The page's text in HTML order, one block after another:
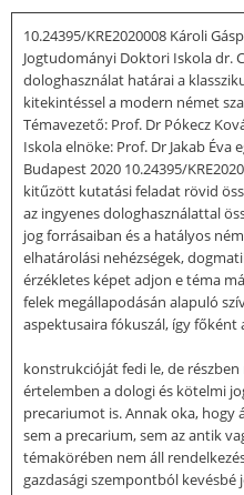
10.24395/KRE2020008 Károli
Jogtudományi Doktori Iskola dr.
dologhasználat határai a
kitekintéssel a modern német
Témavezető: Prof. Dr Pókecz
Iskola elnöke: Prof. Dr Jakab Éva
Budapest 2020 10.24395/
kitűzött kutatási feladat rövid
az ingyenes dologhasználattal
jog forrásaiban és a hatályos
elhatárolási nehézségek,
érzékletes képet adjon e téma
felek megállapodásán alapuló
aspektusaira fókuszál, így főként
konstrukcióját fedi le, de
értelemben a dologi és kötelmi
precariumot is. Annak oka,
sem a precarium, sem az antik
témakörében nem áll
gazdasági szempontból